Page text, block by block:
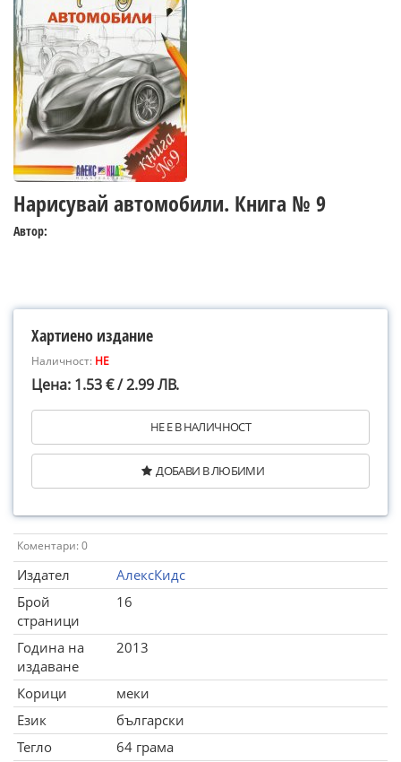
Нарисувай автомобили. Книга № 9
Автор:
Хартиено издание
Наличност: НЕ
Цена: 1.53 € / 2.99 ЛВ.
НЕ Е В НАЛИЧНОСТ
ДОБАВИ В ЛЮБИМИ
Коментари: 0
Издател
АлексКидс
Брой
страници
16
Година на
издаване
2013
Корици
меки
Език
български
Тегло
64 грама